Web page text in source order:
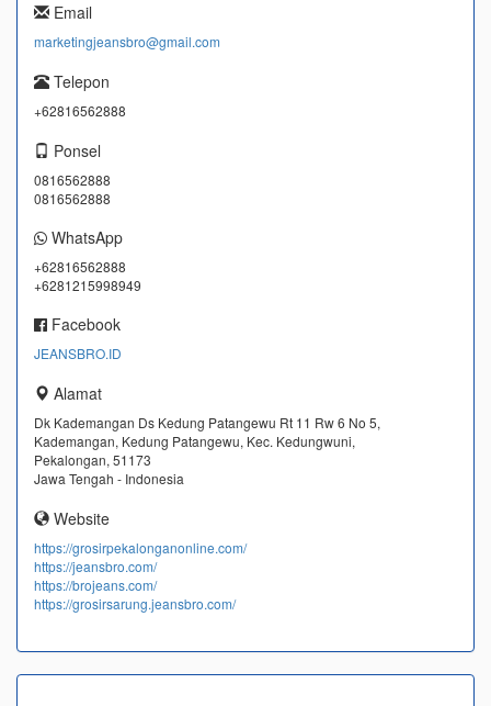
Email
marketingjeansbro@gmail.com
Telepon
+62816562888
Ponsel
0816562888
0816562888
WhatsApp
+62816562888
+6281215998949
Facebook
JEANSBRO.ID
Alamat
Dk Kademangan Ds Kedung Patangewu Rt 11 Rw 6 No 5,
Kademangan, Kedung Patangewu, Kec. Kedungwuni,
Pekalongan, 51173
Jawa Tengah - Indonesia
Website
https://grosirpekalonganonline.com/
https://jeansbro.com/
https://brojeans.com/
https://grosirsarung.jeansbro.com/